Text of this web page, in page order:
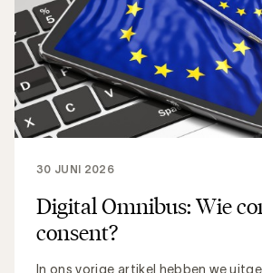
Digital Omnibus: Wie
consent?
In ons vorige artikel hebben we
30 JUNI 2026